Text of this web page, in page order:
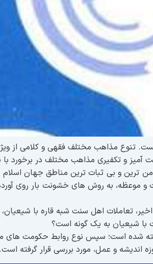
تنوع مذاهب مختلف فقهی و کلامی از
آمیز و تکفیری مذاهب مختلف در
ترین و بی ثبات ترین مناطق جهان
موعظه، به روش های خشونت بار روی
تعاملات اهل سنت شبه قاره با
با شیعیان به یک گونه است؟
گرفته شده است؛ سپس نوع روابط حکومت
و عمل، مورد بررسی قرار گرفته